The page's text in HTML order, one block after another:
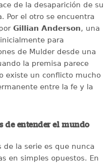
de la desaparición de su
Por el otro se encuentra
Gillian Anderson, una
para
de Mulder desde una
la premisa parece
existe un conflicto mucho
entre la fe y la
de entender el mundo
de la serie es que nunca
en simples opuestos. En